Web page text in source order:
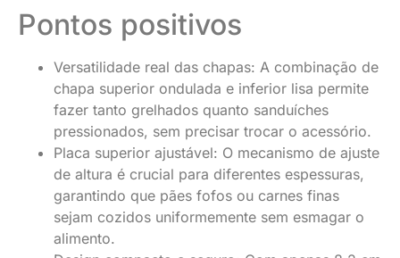
Pontos positivos
Versatilidade real das chapas: A combinação de
chapa superior ondulada e inferior lisa permite
fazer tanto grelhados quanto sanduíches
pressionados, sem precisar trocar o acessório.
Placa superior ajustável: O mecanismo de ajuste
de altura é crucial para diferentes espessuras,
garantindo que pães fofos ou carnes finas
sejam cozidos uniformemente sem esmagar o
alimento.